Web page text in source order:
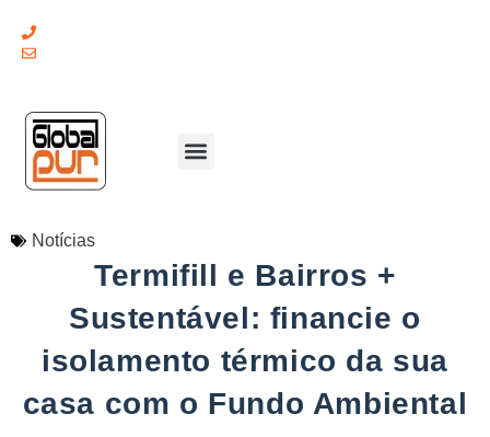
Notícias
Termifill e Bairros +
Sustentável: financie o
isolamento térmico da sua
casa com o Fundo Ambiental